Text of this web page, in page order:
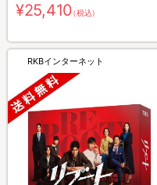
¥25,410（税込）
RKBインターネット